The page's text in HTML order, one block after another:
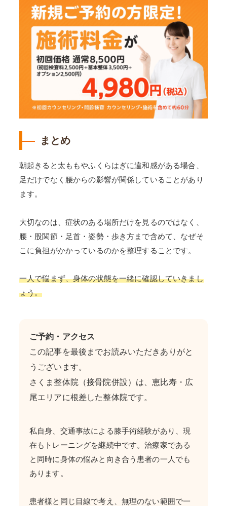
まとめ
朝起きると太ももやふくらはぎに違和感がある場合、
足だけでなく腰からの影響が関係していることがあり
ます。
大切なのは、症状のある場所だけを見るのではなく、
腰・股関節・足首・姿勢・歩き方まで含めて、なぜそ
こに負担がかかっているのかを整理することです。
一人で悩まず、身体の状態を一緒に確認していきまし
ょう。
ご予約・アクセス
この記事を最後までお読みいただきありがと
うございます。
さくま整体院（接骨院併設）は、恵比寿・広
尾エリアに根差した整体院です。
私自身、交通事故による膝手術経験があり、現
在もトレーニングを継続中です。治療家である
と同時に身体の悩みと向き合う患者の一人でも
あります。
患者様と同じ目線で考え、無理のない範囲で一